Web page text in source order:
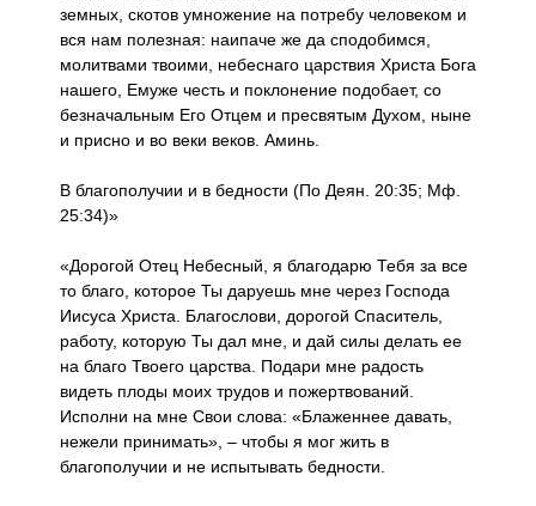
земных, скотов умножение на потребу человеком и
вся нам полезная: наипаче же да сподобимся,
молитвами твоими, небеснаго царствия Христа Бога
нашего, Емуже честь и поклонение подобает, со
безначальным Его Отцем и пресвятым Духом, ныне
и присно и во веки веков. Аминь.
В благополучии и в бедности (По Деян. 20:35; Мф.
25:34)»
«Дорогой Отец Небесный, я благодарю Тебя за все
то благо, которое Ты даруешь мне через Господа
Иисуса Христа. Благослови, дорогой Спаситель,
работу, которую Ты дал мне, и дай силы делать ее
на благо Твоего царства. Подари мне радость
видеть плоды моих трудов и пожертвований.
Исполни на мне Свои слова: «Блаженнее давать,
нежели принимать», – чтобы я мог жить в
благополучии и не испытывать бедности.